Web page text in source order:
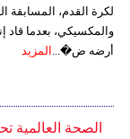
لكرة القدم، المسابقة
أرضه ض�... المزيد
الصحة العالمية